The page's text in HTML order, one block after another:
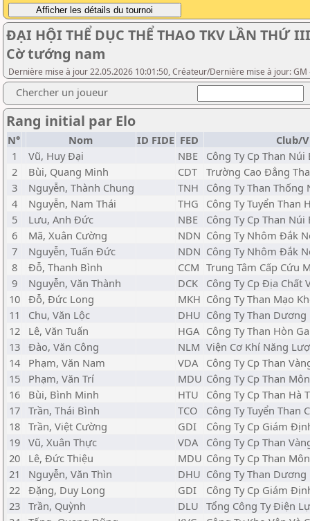
ĐẠI HỘI THỂ DỤC THỂ THAO TKV LẦN THỨ
Cờ tướng nam
Dernière mise à jour 22.05.2026 10:01:50, Créateur/Dernière mise à jour: GM
Chercher un joueur
Rang initial par Elo
N° Nom ID FIDE FED
Club/
1
Vũ, Huy Đại NBE
Công Ty Cp Than
2
Bùi, Quang Minh CDT
Trường Cao Đẳng
3
Nguyễn, Thành Chung TNH
Công Ty Than Thống
4
Nguyễn, Nam Thái THG
Công Ty Tuyển Than
5
Lưu, Anh Đức NBE
Công Ty Cp Than
6
Mã, Xuân Cường NDN Công Ty Nhôm Đắk
7
Nguyễn, Tuấn Đức NDN Công Ty Nhôm Đắk
8
Đỗ, Thanh Bình CCM Trung Tâm Cấp Cứu
9
Nguyễn, Văn Thành DCK
Công Ty Cp Địa Chất
10 Đỗ, Đức Long MKH Công Ty Than Mạo
11
Chu, Văn Lộc DHU Công Ty Than Dương
12
Lê, Văn Tuấn HGA Công Ty Than Hòn
13 Đào, Văn Công NLM Viện Cơ Khí Năng
14
Phạm, Văn Nam VDA
Công Ty Cp Than
15
Phạm, Văn Trí MDU Công Ty Cp Than
16
Bùi, Bình Minh HTU
Công Ty Cp Than Hà
17 Trần, Thái Bình TCO
Công Ty Tuyển Than
18 Trần, Việt Cường GDI
Công Ty Cp Giám
19 Vũ, Xuân Thực VDA
Công Ty Cp Than
20
Lê, Đức Thiệu MDU Công Ty Cp Than
21
Nguyễn, Văn Thìn DHU Công Ty Than Dương
22 Đặng, Duy Long GDI
Công Ty Cp Giám
23 Trần, Quỳnh DLU Tổng Công Ty Điện